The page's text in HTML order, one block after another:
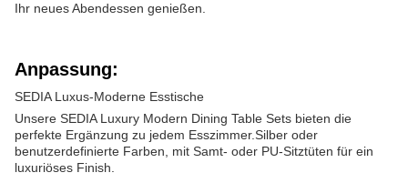
Ihr neues Abendessen genießen.
Anpassung:
SEDIA Luxus-Moderne Esstische
Unsere SEDIA Luxury Modern Dining Table Sets bieten die
perfekte Ergänzung zu jedem Esszimmer.Silber oder
benutzerdefinierte Farben, mit Samt- oder PU-Sitztüten für ein
luxuriöses Finish.